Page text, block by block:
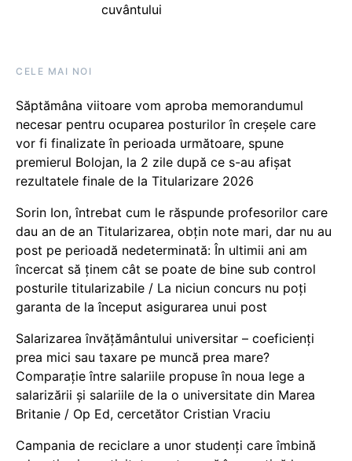
cuvântului
CELE MAI NOI
Săptămâna viitoare vom aproba memorandumul
necesar pentru ocuparea posturilor în creșele care
vor fi finalizate în perioada următoare, spune
premierul Bolojan, la 2 zile după ce s-au afișat
rezultatele finale de la Titularizare 2026
Sorin Ion, întrebat cum le răspunde profesorilor care
dau an de an Titularizarea, obțin note mari, dar nu au
post pe perioadă nedeterminată: În ultimii ani am
încercat să ținem cât se poate de bine sub control
posturile titularizabile / La niciun concurs nu poți
garanta de la început asigurarea unui post
Salarizarea învățământului universitar – coeficienți
prea mici sau taxare pe muncă prea mare?
Comparație între salariile propuse în noua lege a
salarizării și salariile de la o universitate din Marea
Britanie / Op Ed, cercetător Cristian Vraciu
Campania de reciclare a unor studenți care îmbină